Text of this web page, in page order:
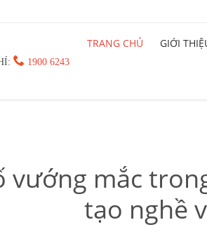
 1900 6243
TRANG CHỦ GIỚI
vướng mắc
tạo nghề